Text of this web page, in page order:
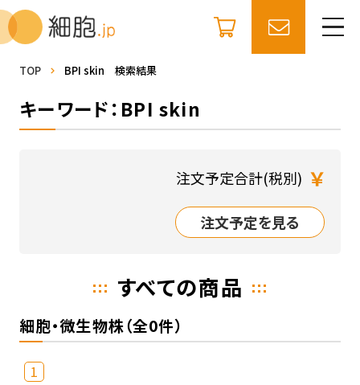
TOP BPI skin 検索結果
キーワード：BPI skin
注文予定合計(税別) ￥
注文予定を見る
すべての商品
細胞・微生物株（全0件）
1